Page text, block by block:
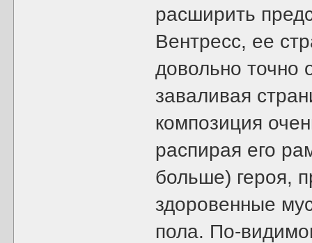
расширить
Вентресс, ее
довольно точно
заваливая
композиция
распирая его
больше) героя,
здоровенные
пола. По-